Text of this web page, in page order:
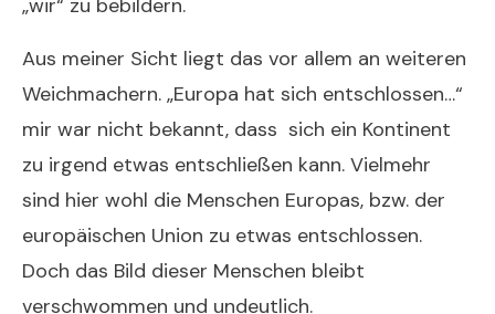
„wir“ zu bebildern.
Aus meiner Sicht liegt das vor allem an weiteren
Weichmachern. „Europa hat sich entschlossen…“
mir war nicht bekannt, dass sich ein Kontinent
zu irgend etwas entschließen kann. Vielmehr
sind hier wohl die Menschen Europas, bzw. der
europäischen Union zu etwas entschlossen.
Doch das Bild dieser Menschen bleibt
verschwommen und undeutlich.